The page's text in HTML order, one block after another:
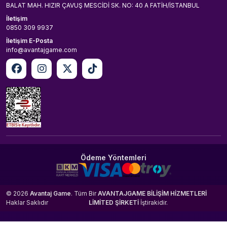
BALAT MAH. HIZIR ÇAVUŞ MESCİDİ SK. NO: 40 A FATİH/İSTANBUL
İletişim
0850 309 9937
İletişim E-Posta
info@avantajgame.com
Ödeme Yöntemleri
© 2026 Avantaj Game. Tüm
Haklar Saklıdır
BirAVANTAJGAME BİLİŞİM HİZMETLERİ
LİMİTED ŞİRKETİ İştirakidir.